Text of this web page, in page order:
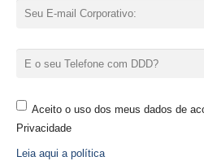
Aceito o uso dos meus dados de
Privacidade
Leia aqui a política